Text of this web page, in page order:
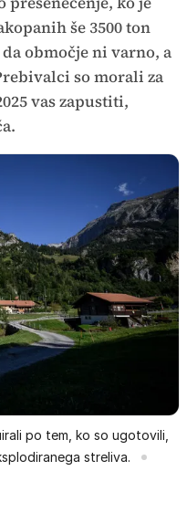
še 3500 ton
območje ni varno, a
so morali za
vas zapustiti,
po tem, ko so ugotovili,
streliva.